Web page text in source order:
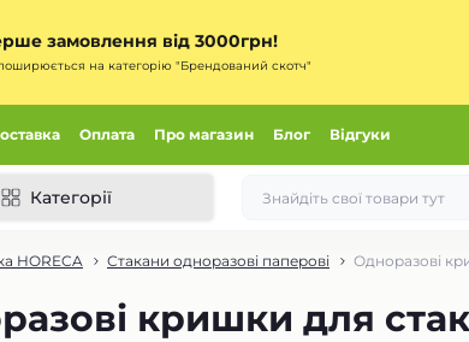
замовлення від 3000грн!
на категорію "Брендований скотч"
Оплата Про магазин Блог Відгуки
Категорії
HORECA Стакани одноразові паперові Одноразові
кришки для